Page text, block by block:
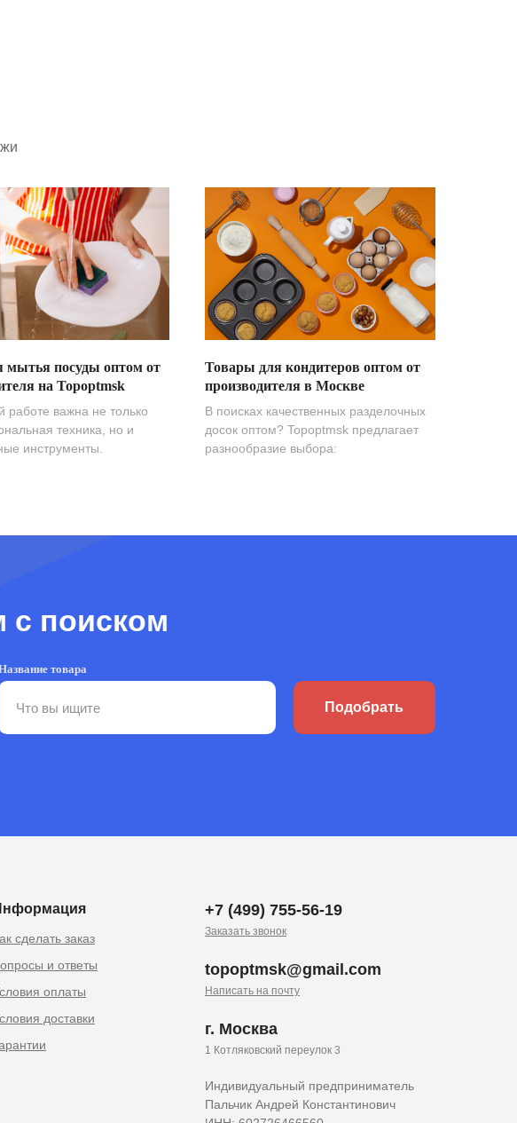
мытья посуды оптом от
на Topoptmsk
работе важна не только
техника, но и
инструменты.
Товары для кондитеров оптом от
производителя в Москве
В поисках качественных разделочных
досок оптом? Topoptmsk предлагает
разнообразие выбора:
поиском
товара
Подобрать
сделать заказ
и ответы
оплаты
Индивидуальный предприниматель
Пальчик Андрей Константинович
+7 (499) 755-56-19
Заказать звонок
topoptmsk@gmail.com
Написать на почту
г. Москва
1 Котляковский переулок 3
доставки